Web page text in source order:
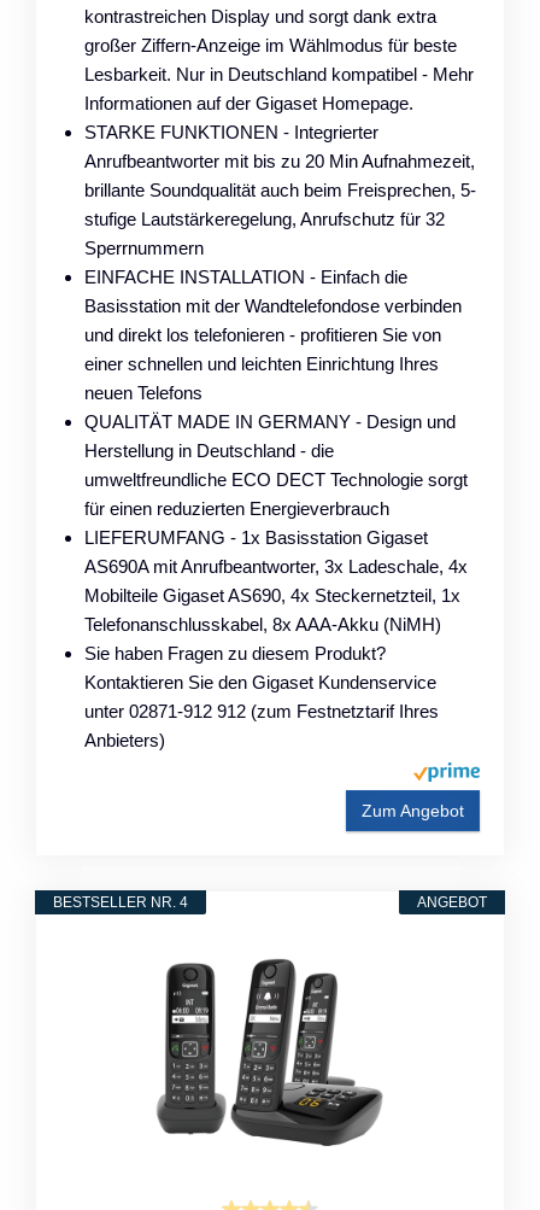
kontrastreichen Display und sorgt dank extra
großer Ziffern-Anzeige im Wählmodus für beste
Lesbarkeit. Nur in Deutschland kompatibel - Mehr
Informationen auf der Gigaset Homepage.
STARKE FUNKTIONEN - Integrierter
Anrufbeantworter mit bis zu 20 Min Aufnahmezeit,
brillante Soundqualität auch beim Freisprechen, 5-
stufige Lautstärkeregelung, Anrufschutz für 32
Sperrnummern
EINFACHE INSTALLATION - Einfach die
Basisstation mit der Wandtelefondose verbinden
und direkt los telefonieren - profitieren Sie von
einer schnellen und leichten Einrichtung Ihres
neuen Telefons
QUALITÄT MADE IN GERMANY - Design und
Herstellung in Deutschland - die
umweltfreundliche ECO DECT Technologie sorgt
für einen reduzierten Energieverbrauch
LIEFERUMFANG - 1x Basisstation Gigaset
AS690A mit Anrufbeantworter, 3x Ladeschale, 4x
Mobilteile Gigaset AS690, 4x Steckernetzteil, 1x
Telefonanschlusskabel, 8x AAA-Akku (NiMH)
Sie haben Fragen zu diesem Produkt?
Kontaktieren Sie den Gigaset Kundenservice
unter 02871-912 912 (zum Festnetztarif Ihres
Anbieters)
Zum Angebot
ANGEBOT
BESTSELLER NR. 4